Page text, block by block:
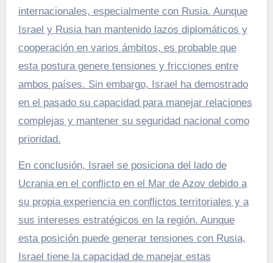
internacionales, especialmente con Rusia. Aunque
Israel y Rusia han mantenido lazos diplomáticos y
cooperación en varios ámbitos, es probable que
esta postura genere tensiones y fricciones entre
ambos países. Sin embargo, Israel ha demostrado
en el pasado su capacidad para manejar relaciones
complejas y mantener su seguridad nacional como
prioridad.
En conclusión, Israel se posiciona del lado de
Ucrania en el conflicto en el Mar de Azov debido a
su propia experiencia en conflictos territoriales y a
sus intereses estratégicos en la región. Aunque
esta posición puede generar tensiones con Rusia,
Israel tiene la capacidad de manejar estas